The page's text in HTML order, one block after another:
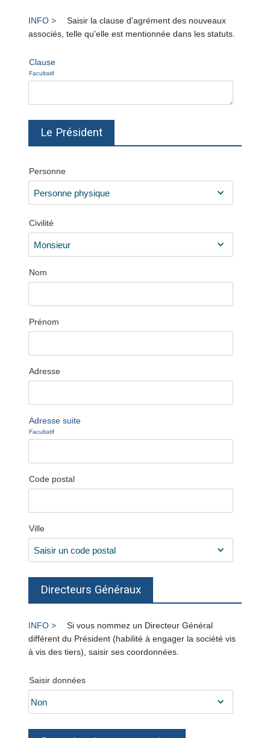
Saisir la clause d'agrément des nouveaux
associés, telle qu'elle est mentionnée dans les statuts.
Clause
Facultatif
Le Président
Personne
Civilité
Nom
Prénom
Adresse
Adresse suite
Facultatif
Code postal
Ville
Directeurs Généraux
Si vous nommez un Directeur Général
différent du Président (habilité à engager la société vis
à vis des tiers), saisir ses coordonnées.
Saisir données